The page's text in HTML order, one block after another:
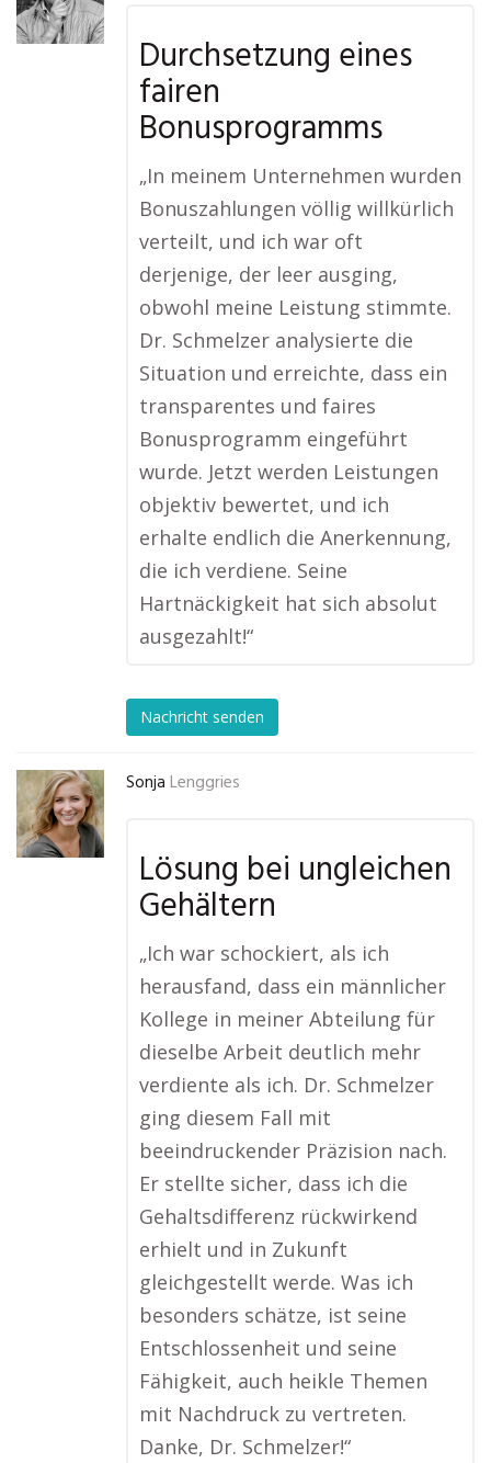
Durchsetzung eines
fairen
Bonusprogramms
„In meinem Unternehmen wurden
Bonuszahlungen völlig willkürlich
verteilt, und ich war oft
derjenige, der leer ausging,
obwohl meine Leistung stimmte.
Dr. Schmelzer analysierte die
Situation und erreichte, dass ein
transparentes und faires
Bonusprogramm eingeführt
wurde. Jetzt werden Leistungen
objektiv bewertet, und ich
erhalte endlich die Anerkennung,
die ich verdiene. Seine
Hartnäckigkeit hat sich absolut
ausgezahlt!“
Nachricht senden
Sonja Lenggries
Lösung bei ungleichen
Gehältern
„Ich war schockiert, als ich
herausfand, dass ein männlicher
Kollege in meiner Abteilung für
dieselbe Arbeit deutlich mehr
verdiente als ich. Dr. Schmelzer
ging diesem Fall mit
beeindruckender Präzision nach.
Er stellte sicher, dass ich die
Gehaltsdifferenz rückwirkend
erhielt und in Zukunft
gleichgestellt werde. Was ich
besonders schätze, ist seine
Entschlossenheit und seine
Fähigkeit, auch heikle Themen
mit Nachdruck zu vertreten.
Danke, Dr. Schmelzer!“